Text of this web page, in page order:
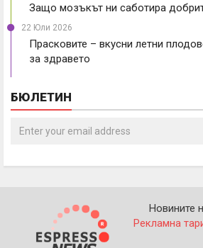
Защо мозъкът ни саботира
22 Юли 2026
Прасковите – вкусни летни
за здравето
БЮЛЕТИН
Новините
Рекламна